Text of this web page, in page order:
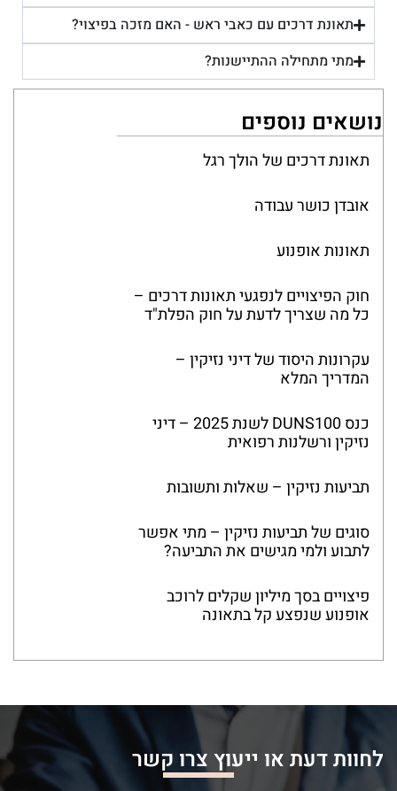
תאונת דרכים עם כאבי ראש - האם מזכה בפיצוי?
מתי מתחילה ההתיישנות?
נושאים נוספים
תאונת דרכים של הולך רגל
אובדן כושר עבודה
תאונות אופנוע
חוק הפיצויים לנפגעי תאונות דרכים –
כל מה שצריך לדעת על חוק הפלת"ד
עקרונות היסוד של דיני נזיקין –
המדריך המלא
כנס DUNS100 לשנת 2025 – דיני
נזיקין ורשלנות רפואית
תביעות נזיקין – שאלות ותשובות
סוגים של תביעות נזיקין – מתי אפשר
לתבוע ולמי מגישים את התביעה?
פיצויים בסך מיליון שקלים לרוכב
אופנוע שנפצע קל בתאונה
לחוות דעת או ייעוץ צרו קשר